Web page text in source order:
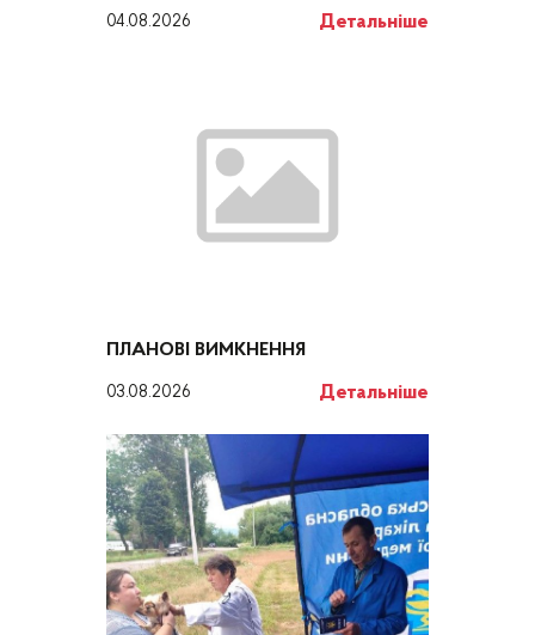
04.08.2026 Детальніше
ПЛАНОВІ ВИМКНЕННЯ
03.08.2026 Детальніше